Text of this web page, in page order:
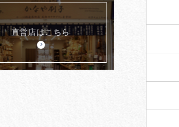
直営店はこちら